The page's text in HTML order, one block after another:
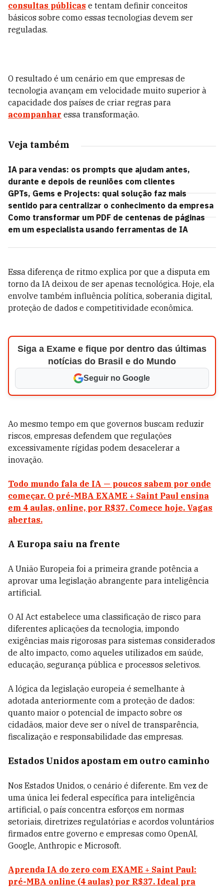
consultas públicas e tentam definir conceitos
básicos sobre como essas tecnologias devem ser
reguladas.
O resultado é um cenário em que empresas de
tecnologia avançam em velocidade muito superior à
capacidade dos países de criar regras para
acompanhar essa transformação.
Veja também
IA para vendas: os prompts que ajudam antes,
durante e depois de reuniões com clientes
GPTs, Gems e Projects: qual solução faz mais
sentido para centralizar o conhecimento da empresa
Como transformar um PDF de centenas de páginas
em um especialista usando ferramentas de IA
Essa diferença de ritmo explica por que a disputa em
torno da IA deixou de ser apenas tecnológica. Hoje, ela
envolve também influência política, soberania digital,
proteção de dados e competitividade econômica.
Siga a Exame e fique por dentro das últimas
notícias do Brasil e do Mundo
Seguir no Google
Ao mesmo tempo em que governos buscam reduzir
riscos, empresas defendem que regulações
excessivamente rígidas podem desacelerar a
inovação.
Todo mundo fala de IA — poucos sabem por onde
começar. O pré-MBA EXAME + Saint Paul ensina
em 4 aulas, online, por R$37. Comece hoje. Vagas
abertas.
A Europa saiu na frente
A União Europeia foi a primeira grande potência a
aprovar uma legislação abrangente para inteligência
artificial.
O AI Act estabelece uma classificação de risco para
diferentes aplicações da tecnologia, impondo
exigências mais rigorosas para sistemas considerados
de alto impacto, como aqueles utilizados em saúde,
educação, segurança pública e processos seletivos.
A lógica da legislação europeia é semelhante à
adotada anteriormente com a proteção de dados:
quanto maior o potencial de impacto sobre os
cidadãos, maior deve ser o nível de transparência,
fiscalização e responsabilidade das empresas.
Estados Unidos apostam em outro caminho
Nos Estados Unidos, o cenário é diferente. Em vez de
uma única lei federal específica para inteligência
artificial, o país concentra esforços em normas
setoriais, diretrizes regulatórias e acordos voluntários
firmados entre governo e empresas como OpenAI,
Google, Anthropic e Microsoft.
Aprenda IA do zero com EXAME + Saint Paul:
pré-MBA online (4 aulas) por R$37. Ideal pra